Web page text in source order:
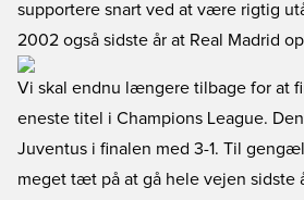
supportere snart ved at være rigtig
2002 også sidste år at Real Madrid
Vi skal endnu længere tilbage for at
eneste titel i Champions League.
Juventus i finalen med 3-1. Til
meget tæt på at gå hele vejen sidste